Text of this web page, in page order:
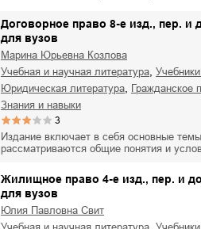
Договорное право 8-е изд., пер. и
для вузов
Марина Юрьевна Козлова
учебная и научная литература
юридическая литература гражданское
знания и навыки
3
Издание включает в себя основные
рассматриваются общие понятия и
Жилищное право 4-е изд., пер. и
для вузов
Юлия Павловна Свит